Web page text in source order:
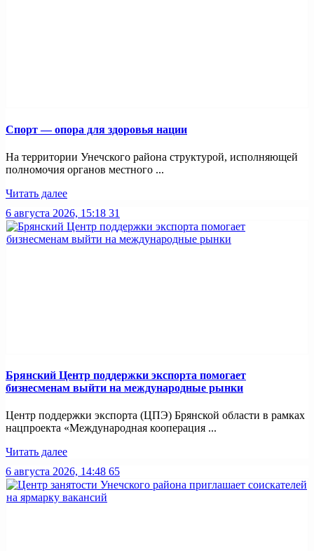
Спорт — опора для здоровья нации
На территории Унечского района структурой, исполняющей
полномочия органов местного ...
Читать далее
6 августа 2026, 15:18 31
Брянский Центр поддержки экспорта помогает
бизнесменам выйти на международные рынки
Центр поддержки экспорта (ЦПЭ) Брянской области в рамках
нацпроекта «Международная кооперация ...
Читать далее
6 августа 2026, 14:48 65